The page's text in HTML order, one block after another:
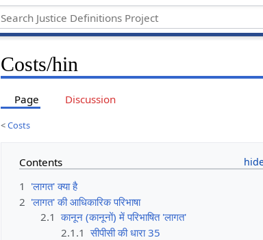
Costs/hin
Page Discussion
<Costs
Contents
1 'लागत' क्या है
2 'लागत' की आधिकारिक परिभाषा
2.1 कानून (कानूनों) में परिभाषित 'लागत'
2.1.1 सीपीसी की धारा 35